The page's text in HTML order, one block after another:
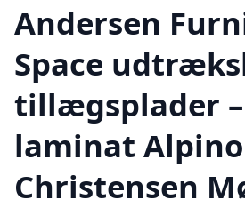
Andersen
Space
tillægsplader
laminat
Christensen